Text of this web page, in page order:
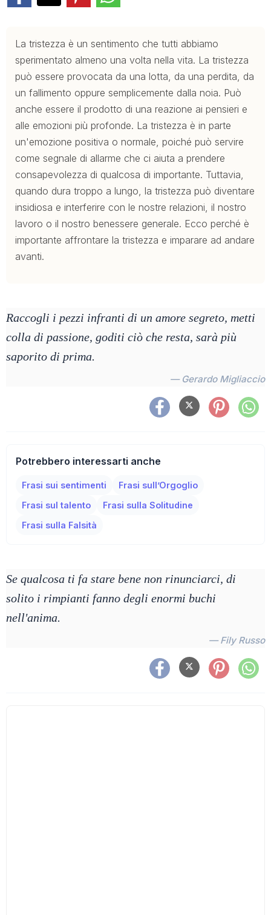
La tristezza è un sentimento che tutti abbiamo
sperimentato almeno una volta nella vita. La tristezza
può essere provocata da una lotta, da una perdita, da
un fallimento oppure semplicemente dalla noia. Può
anche essere il prodotto di una reazione ai pensieri e
alle emozioni più profonde. La tristezza è in parte
un'emozione positiva o normale, poiché può servire
come segnale di allarme che ci aiuta a prendere
consapevolezza di qualcosa di importante. Tuttavia,
quando dura troppo a lungo, la tristezza può diventare
insidiosa e interferire con le nostre relazioni, il nostro
lavoro o il nostro benessere generale. Ecco perché è
importante affrontare la tristezza e imparare ad andare
avanti.
Raccogli i pezzi infranti di un amore segreto, metti
colla di passione, goditi ciò che resta, sarà più
saporito di prima.
— Gerardo Migliaccio
Potrebbero interessarti anche
Frasi sui sentimenti
Frasi sull’Orgoglio
Frasi sul talento
Frasi sulla Solitudine
Frasi sulla Falsità
Se qualcosa ti fa stare bene non rinunciarci, di
solito i rimpianti fanno degli enormi buchi
nell'anima.
— Fily Russo